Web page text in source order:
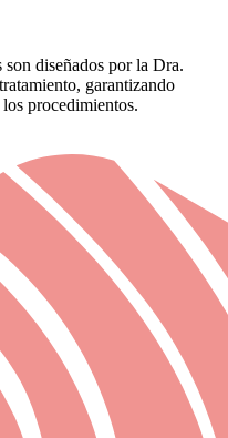
diseñados por la Dra.
garantizando
procedimientos.